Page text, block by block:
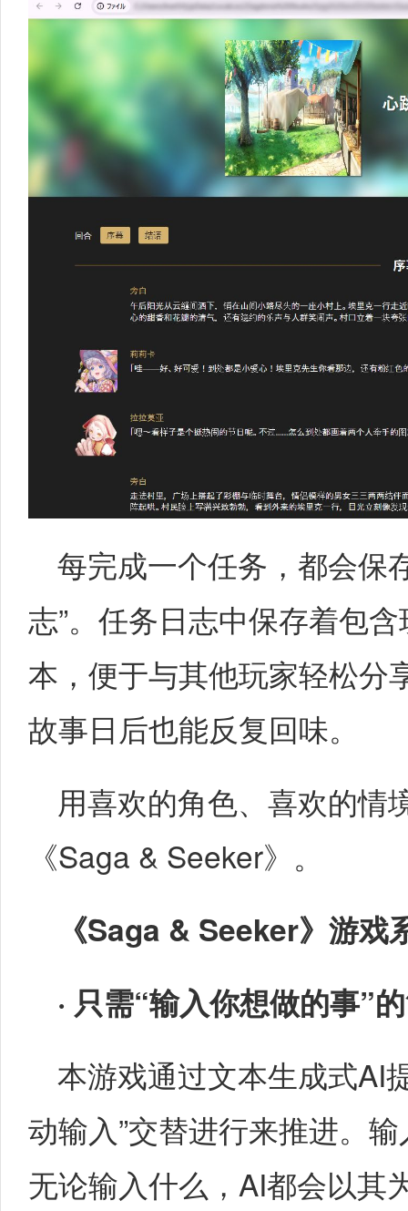
每完成一个任务，都会保
志”。任务日志中保存着包
本，便于与其他玩家轻松分
故事日后也能反复回味。
用喜欢的角色、喜欢的情
《Saga & Seeker》。
《Saga & Seeker》游戏
· 只需“输入你想做的事”
本游戏通过文本生成式AI
动输入”交替进行来推进。
无论输入什么，AI都会以其